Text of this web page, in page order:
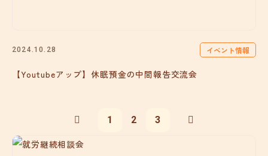
2024.10.28 イベント情報
【Youtubeアップ】休眠預金の中間報告交流会
1 2 3